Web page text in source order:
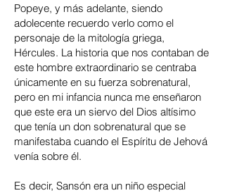
Popeye, y más adelante, siendo
adolecente recuerdo verlo como el
personaje de la mitología griega,
Hércules. La historia que nos contaban de
este hombre extraordinario se centraba
únicamente en su fuerza sobrenatural,
pero en mi infancia nunca me enseñaron
que este era un siervo del Dios altísimo
que tenía un don sobrenatural que se
manifestaba cuando el Espíritu de Jehová
venía sobre él.
Es decir, Sansón era un niño especial